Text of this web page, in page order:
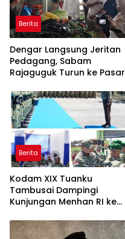
Berita
Dengar Langsung Jeritan
Pedagang, Sabam
Rajaguguk Turun ke Pasar
Berita
Kodam XIX Tuanku
Tambusai Dampingi
Kunjungan Menhan RI ke
Perkuat Pembangunan
Satuan